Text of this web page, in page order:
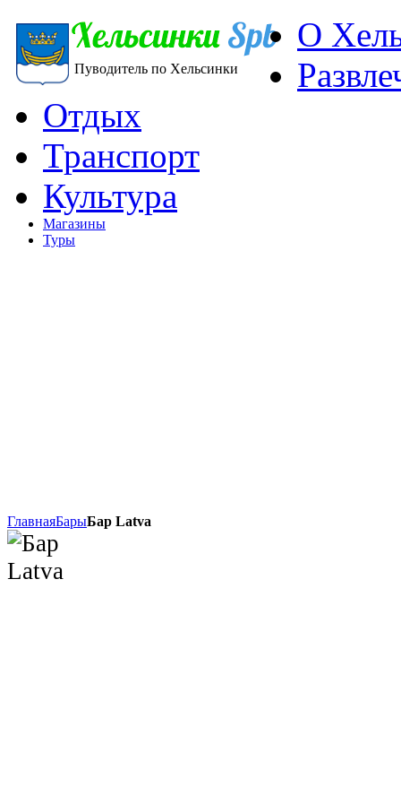
Пуводитель по Хельсинки
О
Отдых
Транспорт
Культура
Магазины
Туры
ГлавнаяБарыБар Latva